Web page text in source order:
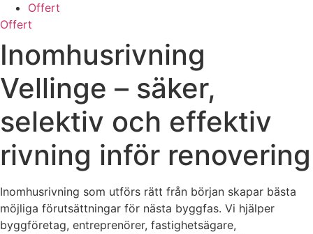
Offert
Offert
Inomhusrivning
Vellinge – säker,
selektiv och effektiv
rivning inför renovering
Inomhusrivning som utförs rätt från början skapar bästa
möjliga förutsättningar för nästa byggfas. Vi hjälper
byggföretag, entreprenörer, fastighetsägare,